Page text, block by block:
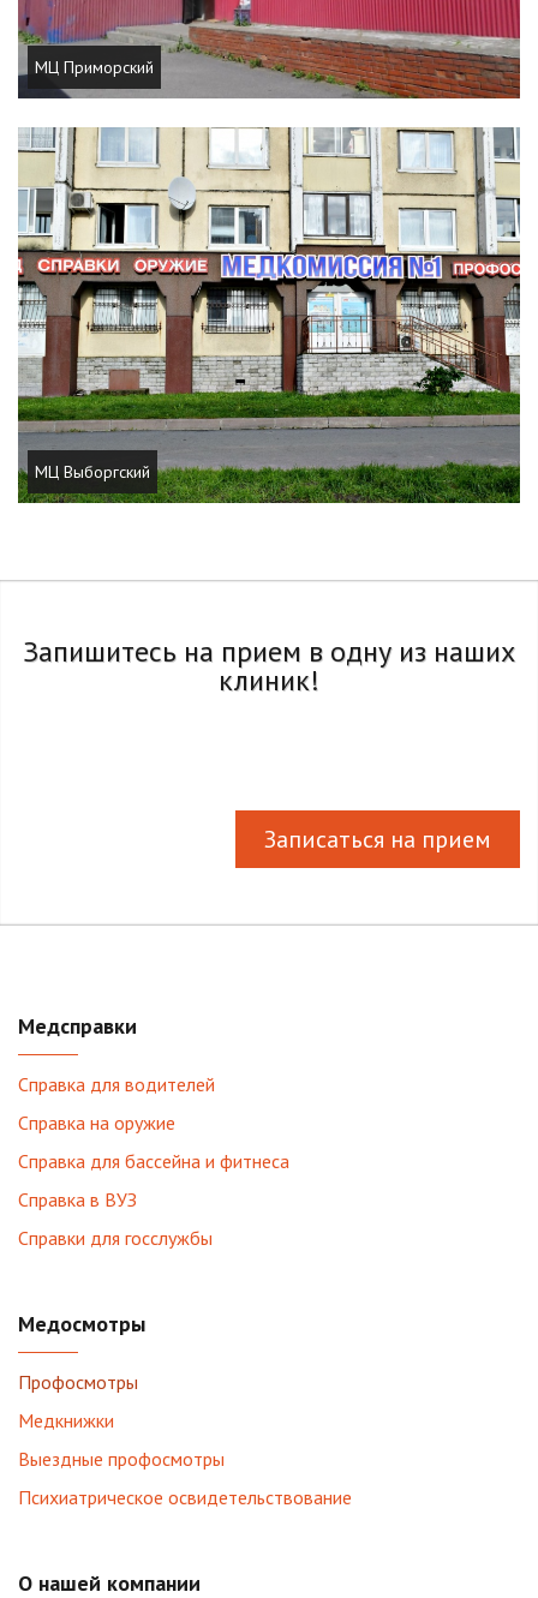
МЦ Приморский
МЦ Выборгский
Запишитесь на прием в одну из наших
клиник!
Записаться на прием
Медсправки
Справка для водителей
Справка на оружие
Справка для бассейна и фитнеса
Справка в ВУЗ
Справки для госслужбы
Медосмотры
Профосмотры
Медкнижки
Выездные профосмотры
Психиатрическое освидетельствование
О нашей компании